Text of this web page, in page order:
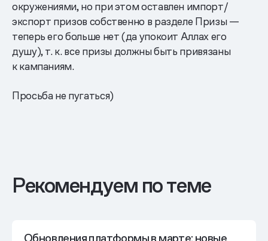
окружениями, но при этом оставлен импорт/
экспорт призов собственно в разделе Призы —
теперь его больше нет (да упокоит Аллах его
душу), т. к. все призы должны быть привязаны
к кампаниям.
Просьба не пугаться)
Рекомендуем по теме